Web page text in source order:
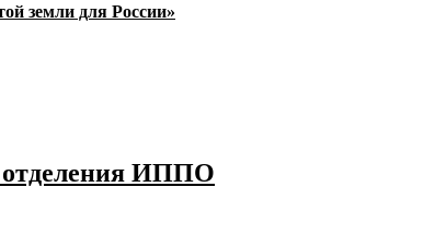
земли для России»
отделения ИППО